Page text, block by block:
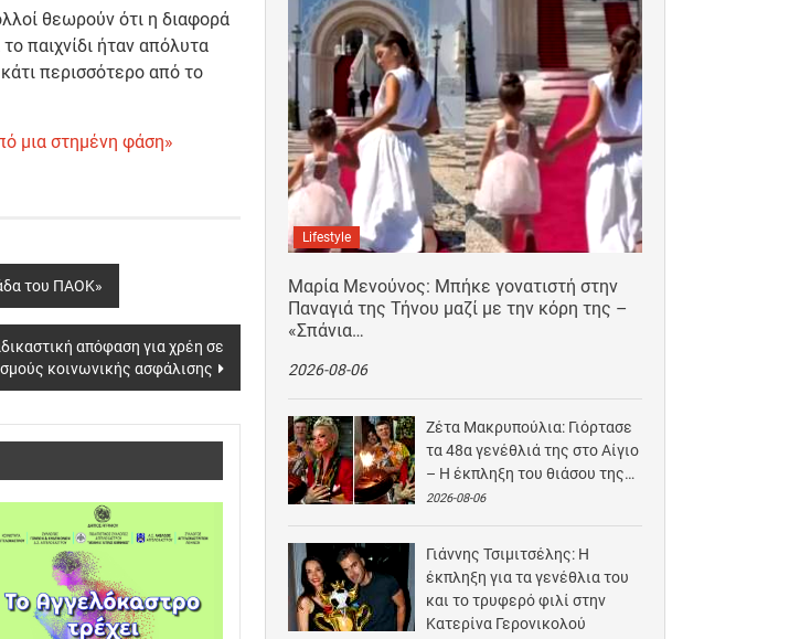
θεωρούν ότι η διαφορά
παιχνίδι ήταν απόλυτα
περισσότερο από το
μια στημένη φάση»
του ΠΑΟΚ»
απόφαση για χρέη σε
κοινωνικής ασφάλισης
Lifestyle
Μαρία Μενούνος: Μπήκε γονατιστή στην
Παναγιά της Τήνου μαζί με την κόρη της –
«Σπάνια…
2026-08-06
Ζέτα Μακρυπούλια: Γιόρτασε
τα 48α γενέθλιά της στο Αίγιο
– Η έκπληξη του θιάσου της…
2026-08-06
Γιάννης Τσιμιτσέλης: Η
έκπληξη για τα γενέθλια του
και το τρυφερό φιλί στην
Κατερίνα Γερονικολού